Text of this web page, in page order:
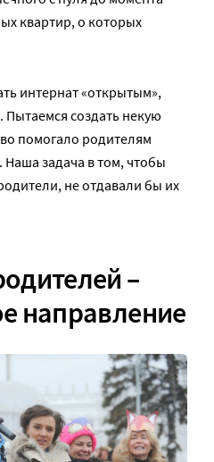
квартир, о которых
интернат «открытым»,
создать некую
помогало родителям
Наша задача в том, чтобы
не отдавали бы их
–
направление